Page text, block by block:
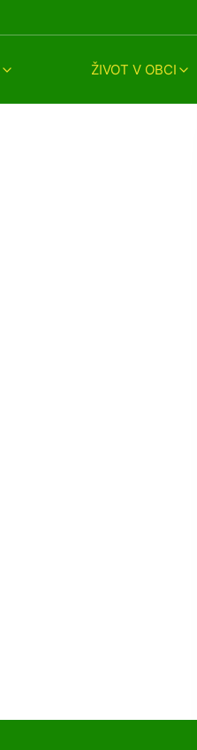
ŽIVOT V OBCI